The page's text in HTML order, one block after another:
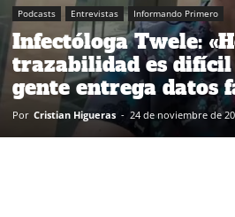
Podcasts Entrevistas Informando Primero
Infectóloga Twele:
trazabilidad es
gente entrega datos
Por Cristian Higueras - 24 de noviembre de